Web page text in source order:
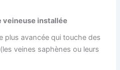
veineuse installée
plus avancée qui touche des
veines saphènes ou leurs